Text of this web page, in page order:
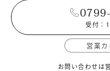
受付：
営業カ
お問い合わせは